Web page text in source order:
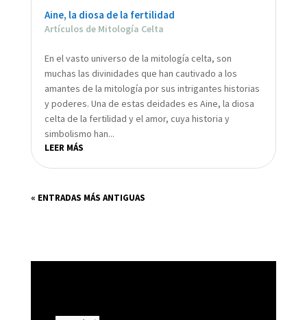
Aine, la diosa de la fertilidad
Artículos de Mitología Celta
En el vasto universo de la mitología celta, son
muchas las divinidades que han cautivado a los
amantes de la mitología por sus intrigantes historias
y poderes. Una de estas deidades es Aine, la diosa
celta de la fertilidad y el amor, cuya historia y
simbolismo han...
LEER MÁS
« ENTRADAS MÁS ANTIGUAS